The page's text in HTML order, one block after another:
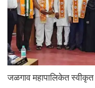
जळगाव महापालिकेत